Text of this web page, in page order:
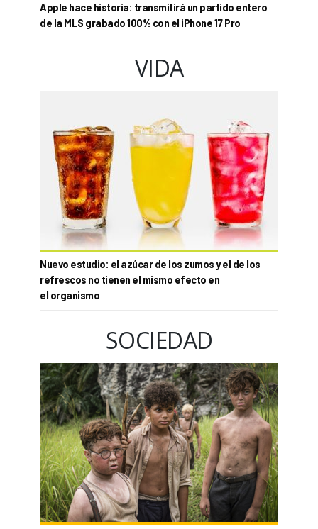
Apple hace historia: transmitirá un partido entero
de la MLS grabado 100% con el iPhone 17 Pro
VIDA
Nuevo estudio: el azúcar de los zumos y el de los
refrescos no tienen el mismo efecto en
el organismo
SOCIEDAD